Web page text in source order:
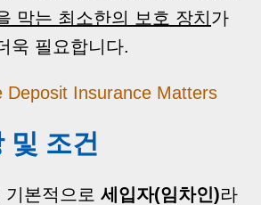
막는 최소한의 보호 장치 가
욱 필요합니다.
Deposit Insurance Matters
및 조건
본적으로 세입자(임차인)라